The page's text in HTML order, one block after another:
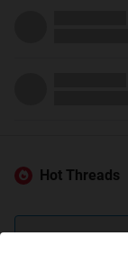
Hot Threads